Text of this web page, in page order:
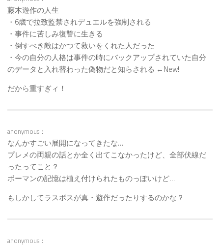
藤木遊作の人生
・6歳で拉致監禁されデュエルを強制される
・事件に苦しみ復讐に生きる
・倒すべき敵はかつて救いをくれた人だった
・今の自分の人格は事件の時にバックアップされていた自分
のデータと入れ替わった偽物だと知らされる ←New!
だから重すぎィ！
anonymous：
なんかすごい展開になってきたな…
プレメの両親の話とか全く出てこなかったけど、全部伏線だ
ったってこと？
ボーマンの記憶は植え付けられたものっぽいけど…
もしかしてラスボスが真・遊作だったりするのかな？
anonymous：